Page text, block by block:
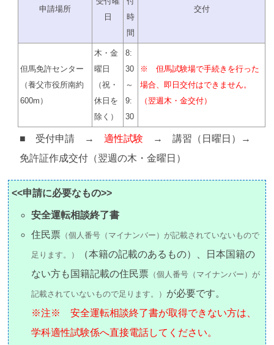
申請場所
日
時
間
交付
但馬免許センター
（養父市役所南約
600m）
木・金
曜日
（祝・
休日を
除く）
8:
30
～
9:
30
※ 但馬試験場で手続きを行った
場合、即日交付はできません。
（翌週木・金交付）
■ 受付申請 →適性試験 → 講習（日曜日）→
免許証作成交付（翌週の木・金曜日）
<<申請に必要なもの>>
安全運転相談終了書
住民票 （個人番号（マイナンバー）が記載されていないもので
足ります。）
（本籍の記載のあるもの）、日本国籍の
ない方も国籍記載の住民票 （個人番号（マイナンバー）が
記載されていないもので足ります。） が必要です。
※注※ 安全運転相談終了書が取得できない方は、
学科適性試験係へ直接電話してください。